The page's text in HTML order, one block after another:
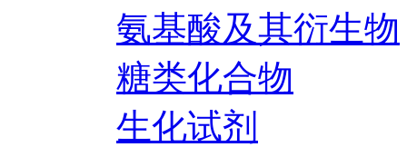
氨基酸及其衍生物
糖类化合物
生化试剂